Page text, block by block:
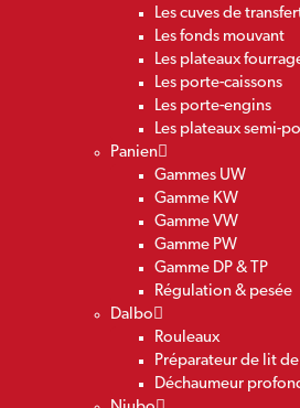
Les cuves de
Les fonds mouvant
Les plateaux
Les porte-caissons
Les porte-engins
Les plateaux semi-
Panien
Gammes UW
Gamme KW
Gamme VW
Gamme PW
Gamme DP & TP
Régulation & pesée
Dalbo
Rouleaux
Préparateur de lit
Déchaumeur